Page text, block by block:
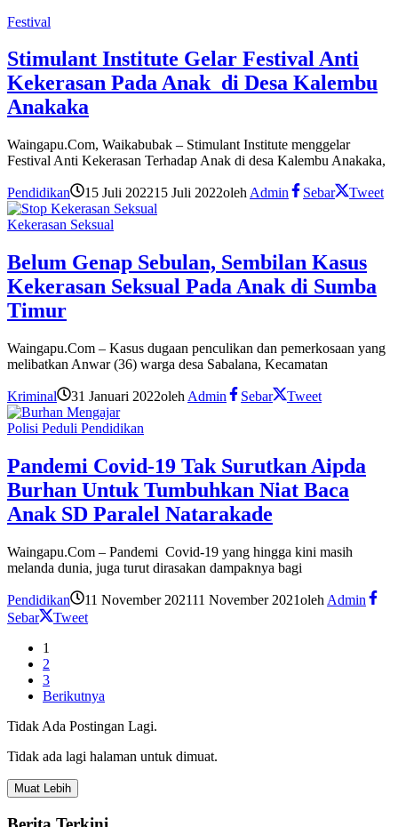
Festival
Stimulant Institute Gelar Festival Anti
Kekerasan Pada Anak di Desa Kalembu
Anakaka
Waingapu.Com, Waikabubak – Stimulant Institute menggelar
Festival Anti Kekerasan Terhadap Anak di desa Kalembu Anakaka,
Pendidikan 15 Juli 202215 Juli 2022oleh Admin Sebar Tweet
Kekerasan Seksual
Belum Genap Sebulan, Sembilan Kasus
Kekerasan Seksual Pada Anak di Sumba
Timur
Waingapu.Com – Kasus dugaan penculikan dan pemerkosaan yang
melibatkan Anwar (36) warga desa Sabalana, Kecamatan
Kriminal 31 Januari 2022oleh Admin Sebar Tweet
Polisi Peduli Pendidikan
Pandemi Covid-19 Tak Surutkan Aipda
Burhan Untuk Tumbuhkan Niat Baca
Anak SD Paralel Natarakade
Waingapu.Com – Pandemi Covid-19 yang hingga kini masih
melanda dunia, juga turut dirasakan dampaknya bagi
Pendidikan 11 November 202111 November 2021oleh Admin
Sebar
Tweet
1
2
3
Berikutnya
Tidak Ada Postingan Lagi.
Tidak ada lagi halaman untuk dimuat.
Muat Lebih